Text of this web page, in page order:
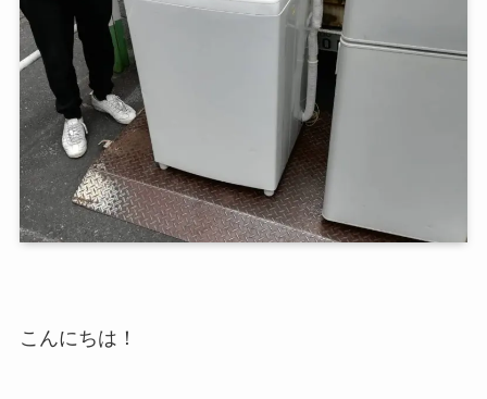
こんにちは！